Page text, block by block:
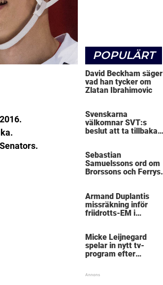
POPULÄRT
David Beckham säger
vad han tycker om
Zlatan Ibrahimovic
Svenskarna
välkomnar SVT:s
beslut att ta tillbaka
Sebastian
Samuelssons ord om
Brorssons och Ferrys
Armand Duplantis
missräkning inför
friidrotts-EM i
Micke Leijnegard
spelar in nytt tv-
program efter